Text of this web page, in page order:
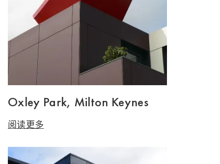
Oxley Park, Milton Keynes
阅读更多